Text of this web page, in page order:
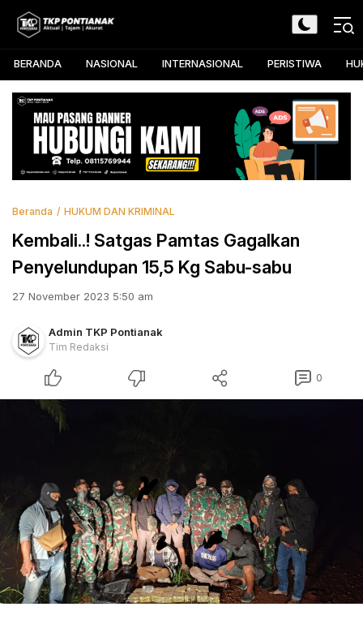
TKP Pontianak
Aktual, Tajam, dan Akurat
BERANDA NASIONAL INTERNASIONAL PERISTIWA
Beranda HUKUM DAN KRIMINAL
Kembali..! Satgas Pamtas Gagalkan
Penyelundupan 15,5 Kg Sabu-sabu
27 November 2023 5:50 am
Admin TKP Pontianak
Tim Redaksi
0